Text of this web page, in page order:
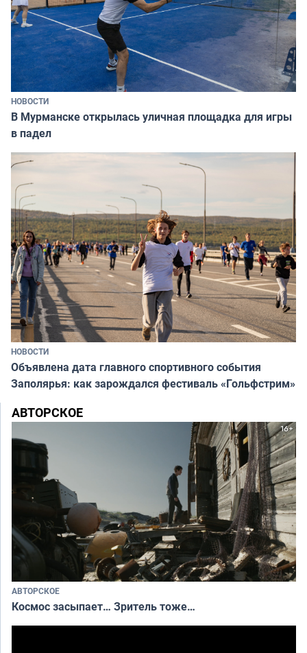
НОВОСТИ
В Мурманске открылась уличная площадка для игры
в падел
НОВОСТИ
Объявлена дата главного спортивного события
Заполярья: как зарождался фестиваль «Гольфстрим»
АВТОРСКОЕ
АВТОРСКОЕ
Космос засыпает… Зритель тоже…